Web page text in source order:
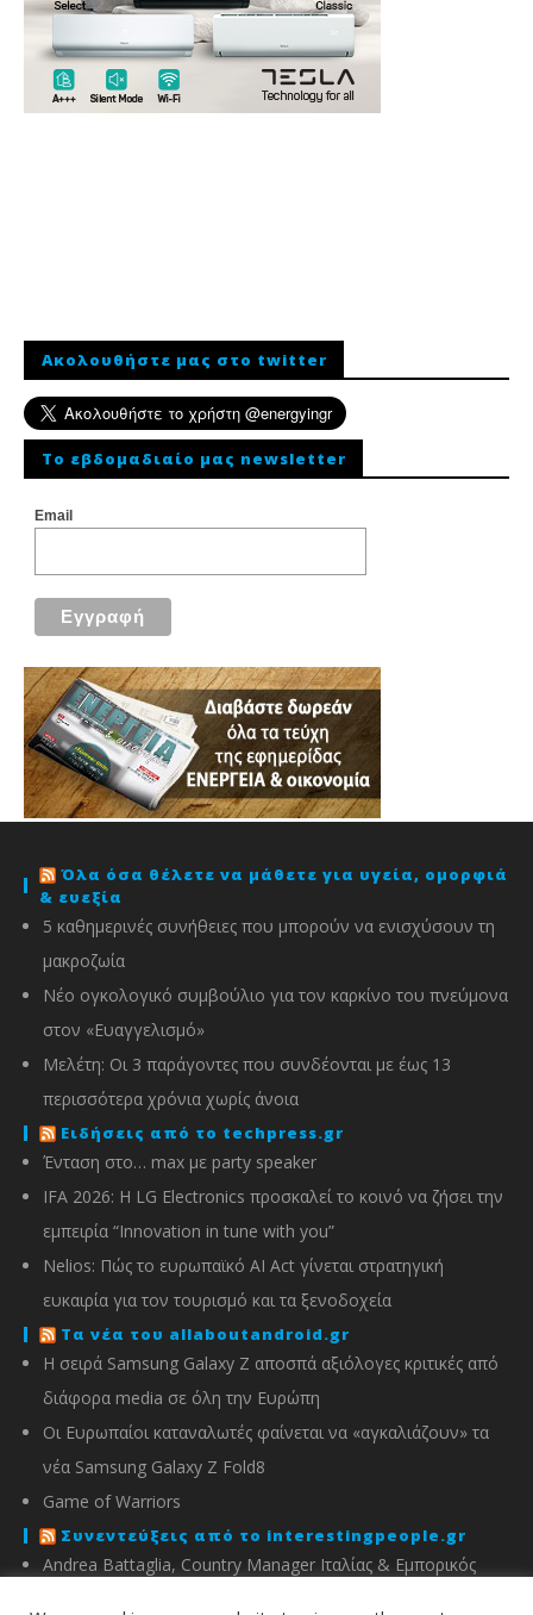
Ακολουθήστε μας στο twitter
To εβδομαδιαίο μας newsletter
Email
Όλα όσα θέλετε να μάθετε για υγεία, ομορφιά
& ευεξία
5 καθημερινές συνήθειες που μπορούν να ενισχύσουν τη
μακροζωία
Νέο ογκολογικό συμβούλιο για τον καρκίνο του πνεύμονα
στον «Ευαγγελισμό»
Μελέτη: Οι 3 παράγοντες που συνδέονται με έως 13
περισσότερα χρόνια χωρίς άνοια
Ειδήσεις από το techpress.gr
Ένταση στο… max με party speaker
IFA 2026: Η LG Electronics προσκαλεί το κοινό να ζήσει την
εμπειρία “Innovation in tune with you”
Nelios: Πώς το ευρωπαϊκό AI Act γίνεται στρατηγική
ευκαιρία για τον τουρισμό και τα ξενοδοχεία
Τα νέα του allaboutandroid.gr
Η σειρά Samsung Galaxy Z αποσπά αξιόλογες κριτικές από
διάφορα media σε όλη την Ευρώπη
Οι Ευρωπαίοι καταναλωτές φαίνεται να «αγκαλιάζουν» τα
νέα Samsung Galaxy Z Fold8
Game of Warriors
Συνεντεύξεις από το interestingpeople.gr
Andrea Battaglia, Country Manager Ιταλίας & Εμπορικός